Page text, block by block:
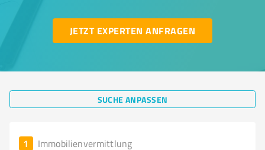
JETZT EXPERTEN ANFRAGEN
SUCHE ANPASSEN
1 Immobilienvermittlung